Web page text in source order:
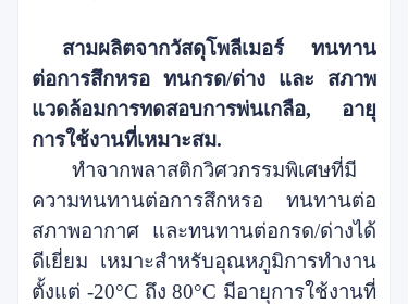
สามผลิตจากวัสดุโพลีเมอร์ ทนทาน
ต่อการสึกหรอ ทนกรด/ด่าง และ
สภาพ
แวดล้อมการทดสอบการพ่นเกลือ, อายุ
การใช้งานที่เหมาะสม.
ทำจากพลาสติกวิศวกรรมพิเศษที่มี
ความทนทานต่อการสึกหรอ ทนทานต่อ
สภาพอากาศ และทนทานต่อกรด/ด่างได้
ดีเยี่ยม เหมาะสำหรับอุณหภูมิการทำงาน
ตั้งแต่ -20°C ถึง 80°C มีอายุการใช้งานที่